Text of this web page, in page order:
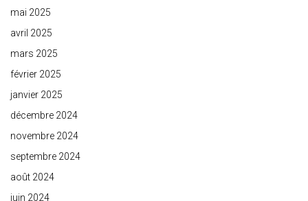
mai 2025
avril 2025
mars 2025
février 2025
janvier 2025
décembre 2024
novembre 2024
septembre 2024
août 2024
juin 2024